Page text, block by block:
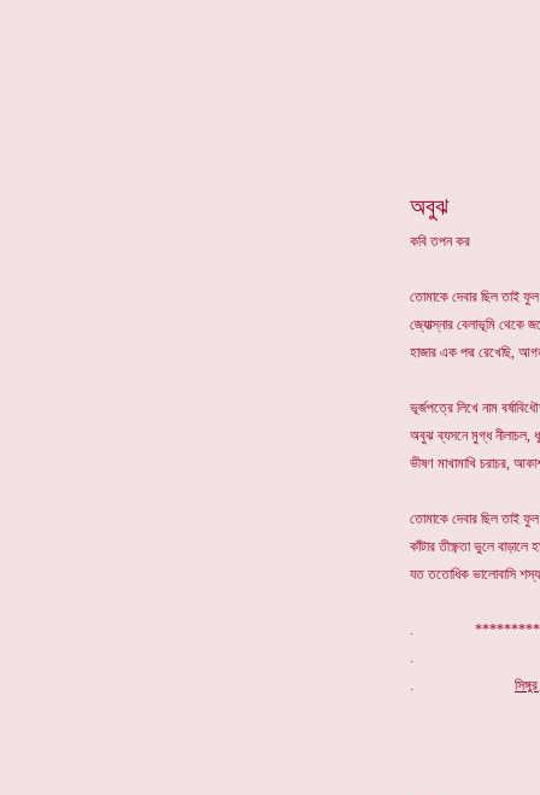
অবুঝ
কবি তপন কর
তোমাকে দেবার ছিল তাই
জ্যোত্স্নার বেলাভূমি থেকে
হাজার এক পদ্ম রেখেছি,
ভূর্জপত্রে লিখে নাম
অবুঝ ব্যসনে মুগ্ধ নীলাচল,
ভীষণ মাখামাখি চরাচর,
তোমাকে দেবার ছিল তাই
কাঁটার তীক্ষ্ণতা ভুলে
যত ততোধিক ভালোবাসি
.
.